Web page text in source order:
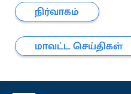
நிர்வாகம்
மாவட்ட செய்திகள்